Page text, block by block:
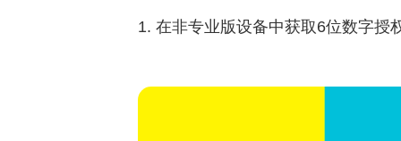
1. 在非专业版设备中获取6位数字授